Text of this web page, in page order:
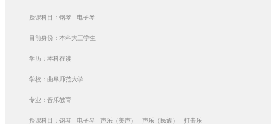
授课科目：钢琴 电子琴
目前身份：本科大三学生
学历：本科在读
学校：曲阜师范大学
专业：音乐教育
授课科目：钢琴 电子琴 声乐（美声） 声乐（民族） 打击乐